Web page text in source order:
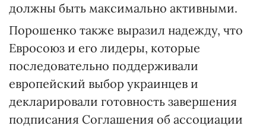
должны быть максимально активными.
Порошенко также выразил надежду, что
Евросоюз и его лидеры, которые
последовательно поддерживали
европейский выбор украинцев и
декларировали готовность завершения
подписания Соглашения об ассоциации